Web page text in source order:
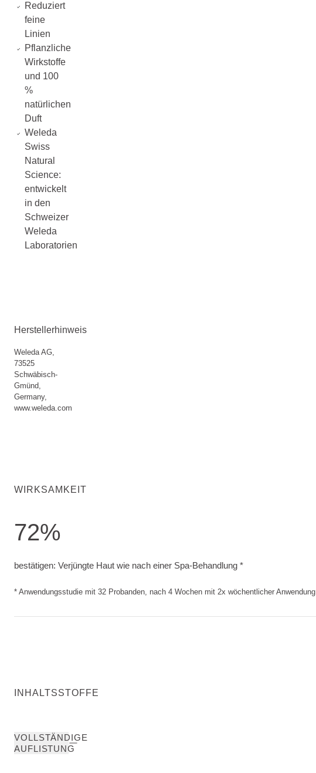
Reduziert
feine
Linien
Pflanzliche
Wirkstoffe
und 100
%
natürlichen
Duft
Weleda
Swiss
Natural
Science:
entwickelt
in den
Schweizer
Weleda
Laboratorien
Herstellerhinweis
Weleda AG,
73525
Schwäbisch-
Gmünd,
Germany,
www.weleda.com
WIRKSAMKEIT
72%
bestätigen: Verjüngte Haut wie nach einer Spa-Behandlung *
* Anwendungsstudie mit 32 Probanden, nach 4 Wochen mit 2x wöchentlicher Anwendung
INHALTSSTOFFE
VOLLSTÄNDIGE
AUFLISTUNG